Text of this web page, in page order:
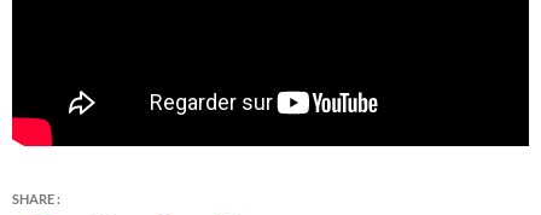
SHARE :